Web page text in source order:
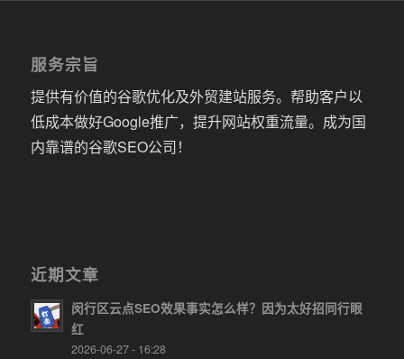
服务宗旨
提供有价值的谷歌优化及外贸建站服务。帮助客户以
低成本做好Google推广，提升网站权重流量。成为国
内靠谱的谷歌SEO公司！
近期文章
闵行区云点SEO效果事实怎么样？因为太好招同行眼
红
2026-06-27 - 16:28